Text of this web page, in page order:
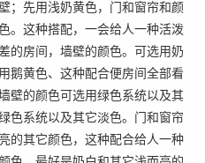
；先用浅奶黄色，门和窗帘和颜
。这种搭配，一会给人一种活泼
的房间，墙壁的颜色。可选用奶
鹅黄色、这种配合便房间全部看
壁的颜色可选用绿色系统以及其
色系统以及其它淡色。门和窗帘
的其它颜色，这种配合给人一种